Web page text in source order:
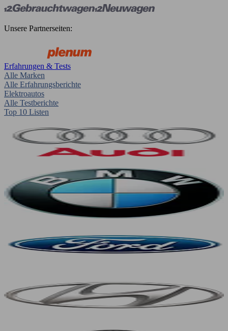
Unsere Partnerseiten:
Erfahrungen & Tests
Alle Marken
Alle Erfahrungsberichte
Elektroautos
Alle Testberichte
Top 10 Listen